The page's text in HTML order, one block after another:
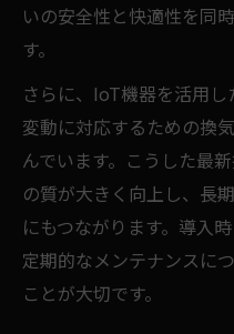
いの安全性と快適性を同
す。
さらに、IoT機器を活用
変動に対応するための換
んでいます。こうした最
の質が大きく向上し、長
にもつながります。導入
定期的なメンテナンスに
ことが大切です。